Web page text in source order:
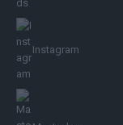
Instagram